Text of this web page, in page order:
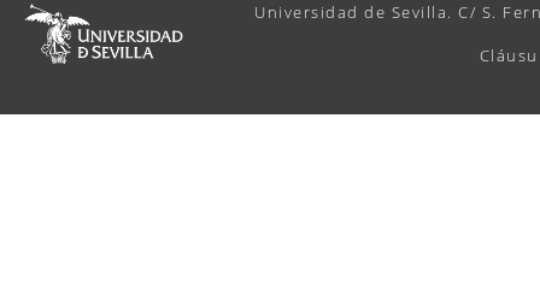
Universidad de Sevilla. C/ S.